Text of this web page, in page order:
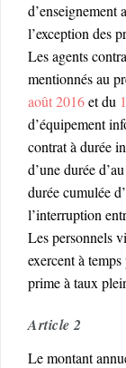
d’enseignement
l’exception des
Les agents
mentionnés au
août 2016et du
d’équipement
contrat à durée
d’une durée
durée cumulée
l’interruption
Les personnels
exercent à
prime à taux
Article 2
Le montant